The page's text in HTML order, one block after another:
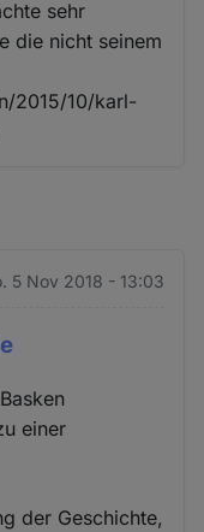
sehr
die nicht seinem
2015/10/karl-
5 Nov 2018 - 13:03
einer
der Geschichte,